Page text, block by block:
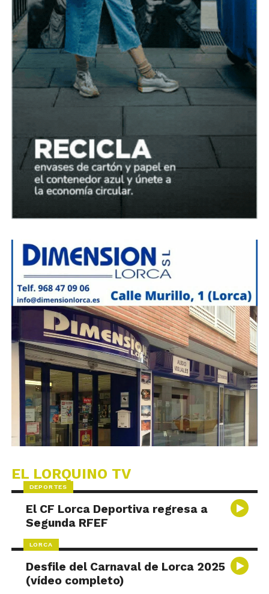
EL LORQUINO TV
DEPORTES
El CF Lorca Deportiva regresa a
Segunda RFEF
LORCA
Desfile del Carnaval de Lorca 2025
(vídeo completo)